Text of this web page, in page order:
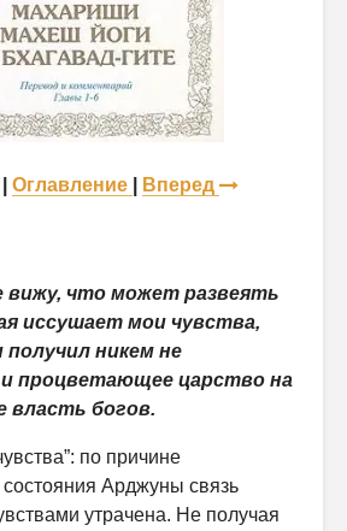
Оглавление Вперед
вижу, что может развеять
иссушает мои чувства,
получил никем не
и процветающее царство на
власть богов.
по причине
состояния Ар­джуны связь
утрачена. Не получая